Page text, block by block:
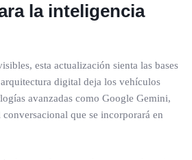
la inteligencia
esta actualización sienta las bases
digital deja los vehículos
avanzadas como Google Gemini,
que se incorporará en